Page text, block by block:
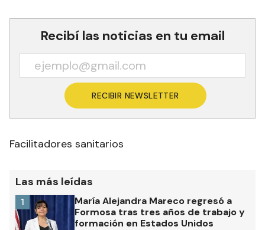
Recibí las noticias en tu email
RECIBIR NEWSLETTER
Facilitadores sanitarios
Las más leídas
María Alejandra Mareco regresó a
Formosa tras tres años de trabajo y
formación en Estados Unidos
1